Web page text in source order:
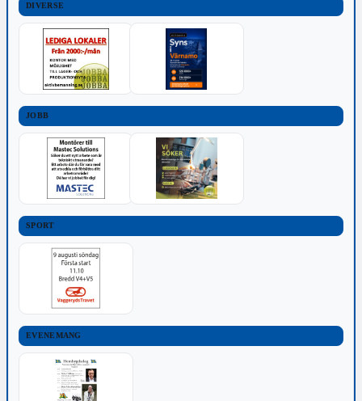
DIVERSE
JOBB
SPORT
EVENEMANG